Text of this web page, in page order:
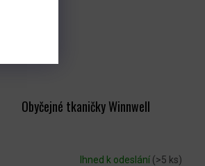
Obyčejné tkaničky Winnwell
Ihned k odeslání (>5 ks)